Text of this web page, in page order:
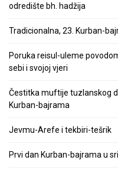
odredište bh. hadžija
Tradicionalna, 23. Kurban-
Poruka reisul-uleme
sebi i svojoj vjeri
Čestitka muftije tuzlanskog
Kurban-bajrama
Jevmu-Arefe i tekbiri-tešrik
Prvi dan Kurban-bajrama u